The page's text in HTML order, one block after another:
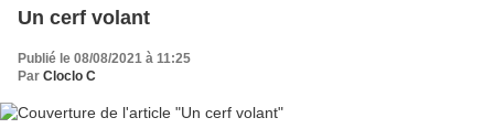
Un cerf volant
Publié le 08/08/2021 à 11:25
Par Cloclo C